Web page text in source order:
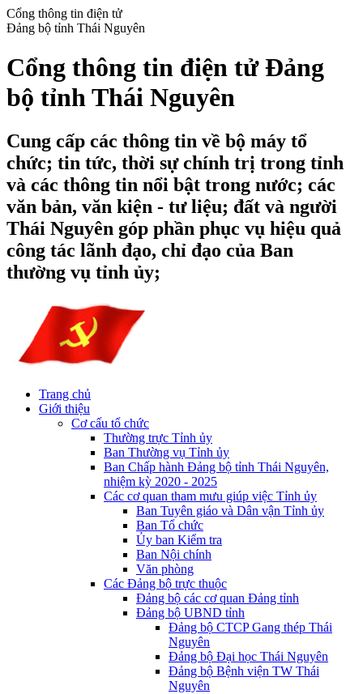
Cổng thông tin điện tử
Đảng bộ tỉnh Thái Nguyên
Cổng thông tin điện tử Đảng
bộ tỉnh Thái Nguyên
Cung cấp các thông tin về bộ máy tổ
chức; tin tức, thời sự chính trị trong tỉnh
và các thông tin nổi bật trong nước; các
văn bản, văn kiện - tư liệu; đất và người
Thái Nguyên góp phần phục vụ hiệu quả
công tác lãnh đạo, chỉ đạo của Ban
thường vụ tỉnh ủy;
Trang chủ
Giới thiệu
Cơ cấu tổ chức
Thường trực Tỉnh ủy
Ban Thường vụ Tỉnh ủy
Ban Chấp hành Đảng bộ tỉnh Thái Nguyên,
nhiệm kỳ 2020 - 2025
Các cơ quan tham mưu giúp việc Tỉnh ủy
Ban Tuyên giáo và Dân vận Tỉnh ủy
Ban Tổ chức
Ủy ban Kiểm tra
Ban Nội chính
Văn phòng
Các Đảng bộ trực thuộc
Đảng bộ các cơ quan Đảng tỉnh
Đảng bộ UBND tỉnh
Đảng bộ CTCP Gang thép Thái
Nguyên
Đảng bộ Đại học Thái Nguyên
Đảng bộ Bệnh viện TW Thái
Nguyên